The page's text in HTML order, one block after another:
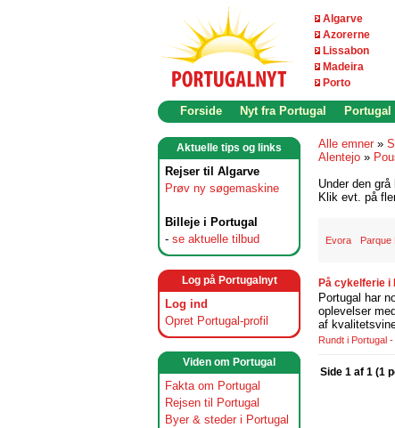
Algarve
Azorerne
Lissabon
Madeira
Porto
Forside Nyt fra Portugal Portugal
Aktuelle tips og links
Rejser til Algarve
Prøv ny søgemaskine
Billeje i Portugal
- se aktuelle tilbud
Log på Portugalnyt
Log ind
Opret Portugal-profil
Viden om Portugal
Fakta om Portugal
Rejsen til Portugal
Byer & steder i Portugal
Alle emner »
Alentejo »
Under den
Klik evt. på
Evora Parque
På cykelferie i
Portugal har
oplevelser
af
Rundt i Portugal
Side 1 af 1 (1